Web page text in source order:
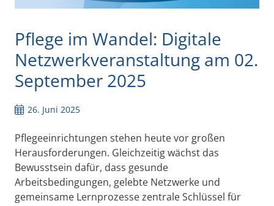
Pflege im Wandel: Digitale
Netzwerkveranstaltung am 02.
September 2025
26. Juni 2025
Pflegeeinrichtungen stehen heute vor großen
Herausforderungen. Gleichzeitig wächst das
Bewusstsein dafür, dass gesunde
Arbeitsbedingungen, gelebte Netzwerke und
gemeinsame Lernprozesse zentrale Schlüssel für